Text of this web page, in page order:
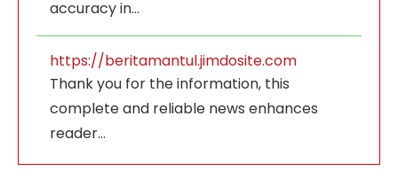
accuracy in…
https://beritamantul.jimdosite.com
Thank you for the information, this
complete and reliable news enhances
reader…